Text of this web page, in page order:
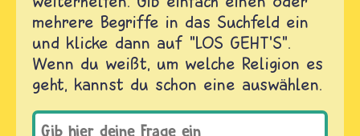
mehrere Begriffe in das Suchfeld ein
und klicke dann auf "LOS GEHT'S".
Wenn du weißt, um welche Religion es
geht, kannst du schon eine auswählen.